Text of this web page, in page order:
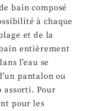
bain composé
à chaque
et de la
entièrement
l’eau se
pantalon ou
assorti. Pour
pour les